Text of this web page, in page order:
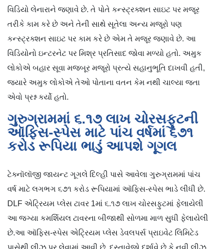
વિડિયો લેનારાને જણાવે છે. તે પોતે કન્સ્ટ્રક્શન સાઇટ પર મજૂર
તરીકે કામ કરે છે અને તેની સાથે સૂતેલા અન્ય મજૂરો પણ
કન્સ્ટ્રક્શન સાઇટ પર કામ કરે છે એમ તે મજૂર જણાવે છે. આ
વિડિયોનો ઇન્ટરનેટ પર મિશ્ર પ્રતિસાદ જોવા મળ્યો હતો. અમુક
લોકોએ બહાર સૂવા મજબૂર મજૂરો પ્રત્યે સહાનુભૂતિ દાખવી હતી,
જ્યારે અમુક લોકોએ તેઓ પોતાના વતન કેમ નથી ચાલ્યા જતા
એવો પ્રશ્ન કર્યો હતો.
ગુરુગ્રામમાં ૬.૧૭ લાખ ચોરસફુટની
ઑફિસ-સ્પેસ માટે પાંચ વર્ષમાં ૬૭૧
કરોડ રૂપિયા ભાડું આપશે ગૂગલ
ટેક્નૉલૉજી જાયન્ટ ગૂગલે દિલ્હી પાસે આવેલા ગુરુગ્રામમાં પાંચ
વર્ષ માટે લગભગ ૬૭૧ કરોડ રૂપિયામાં ઑફિસ-સ્પેસ ભાડે લીધી છે.
DLF એટ્રિયમ પ્લેસ ટાવર 1માં ૬.૧૭ લાખ ચોરસફુટમાં ફેલાયેલી
આ જગ્યા કમર્શિયલ ટાવરના બીજાથી સોળમા માળ સુધી ફેલાયેલી
છે.આ ઑફિસ-સ્પેસ એટ્રિયમ પ્લેસ ડેવલપર્સ પ્રાઇવેટ લિમિટેડ